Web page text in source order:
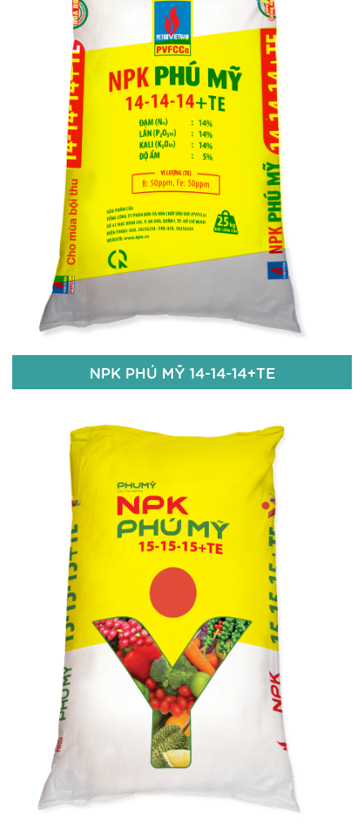
27% N
6% P2O5
6 % K2O
2,6% S
Zn+Fe+Bo: 100 ppm
Chi tiết
NPK PHÚ MỸ 14-14-14+TE
NPK PHÚ MỸ 14-14-14+TE
14% N
14% P2O5
14% K2O
Fe: 50ppm; Bo: 50ppm